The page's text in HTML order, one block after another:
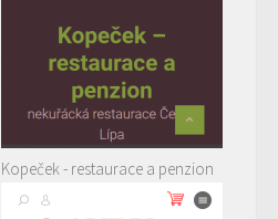
Kopeček - restaurace a penzion